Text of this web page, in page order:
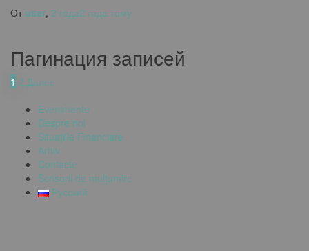
От user, 2 года2 года тому
Пагинация записей
1 2 Далее
Evenimente
Despre noi
Situațiile Financiare
Arhiv
Contacte
Scrisorii de mulțumire
Русский